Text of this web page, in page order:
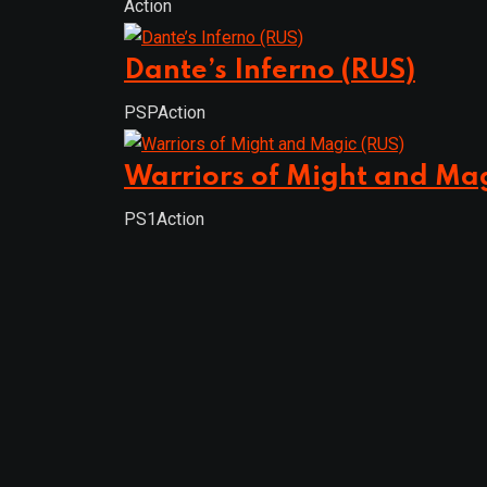
Action
Dante’s Inferno (RUS)
PSPAction
Warriors of Might and
PS1Action